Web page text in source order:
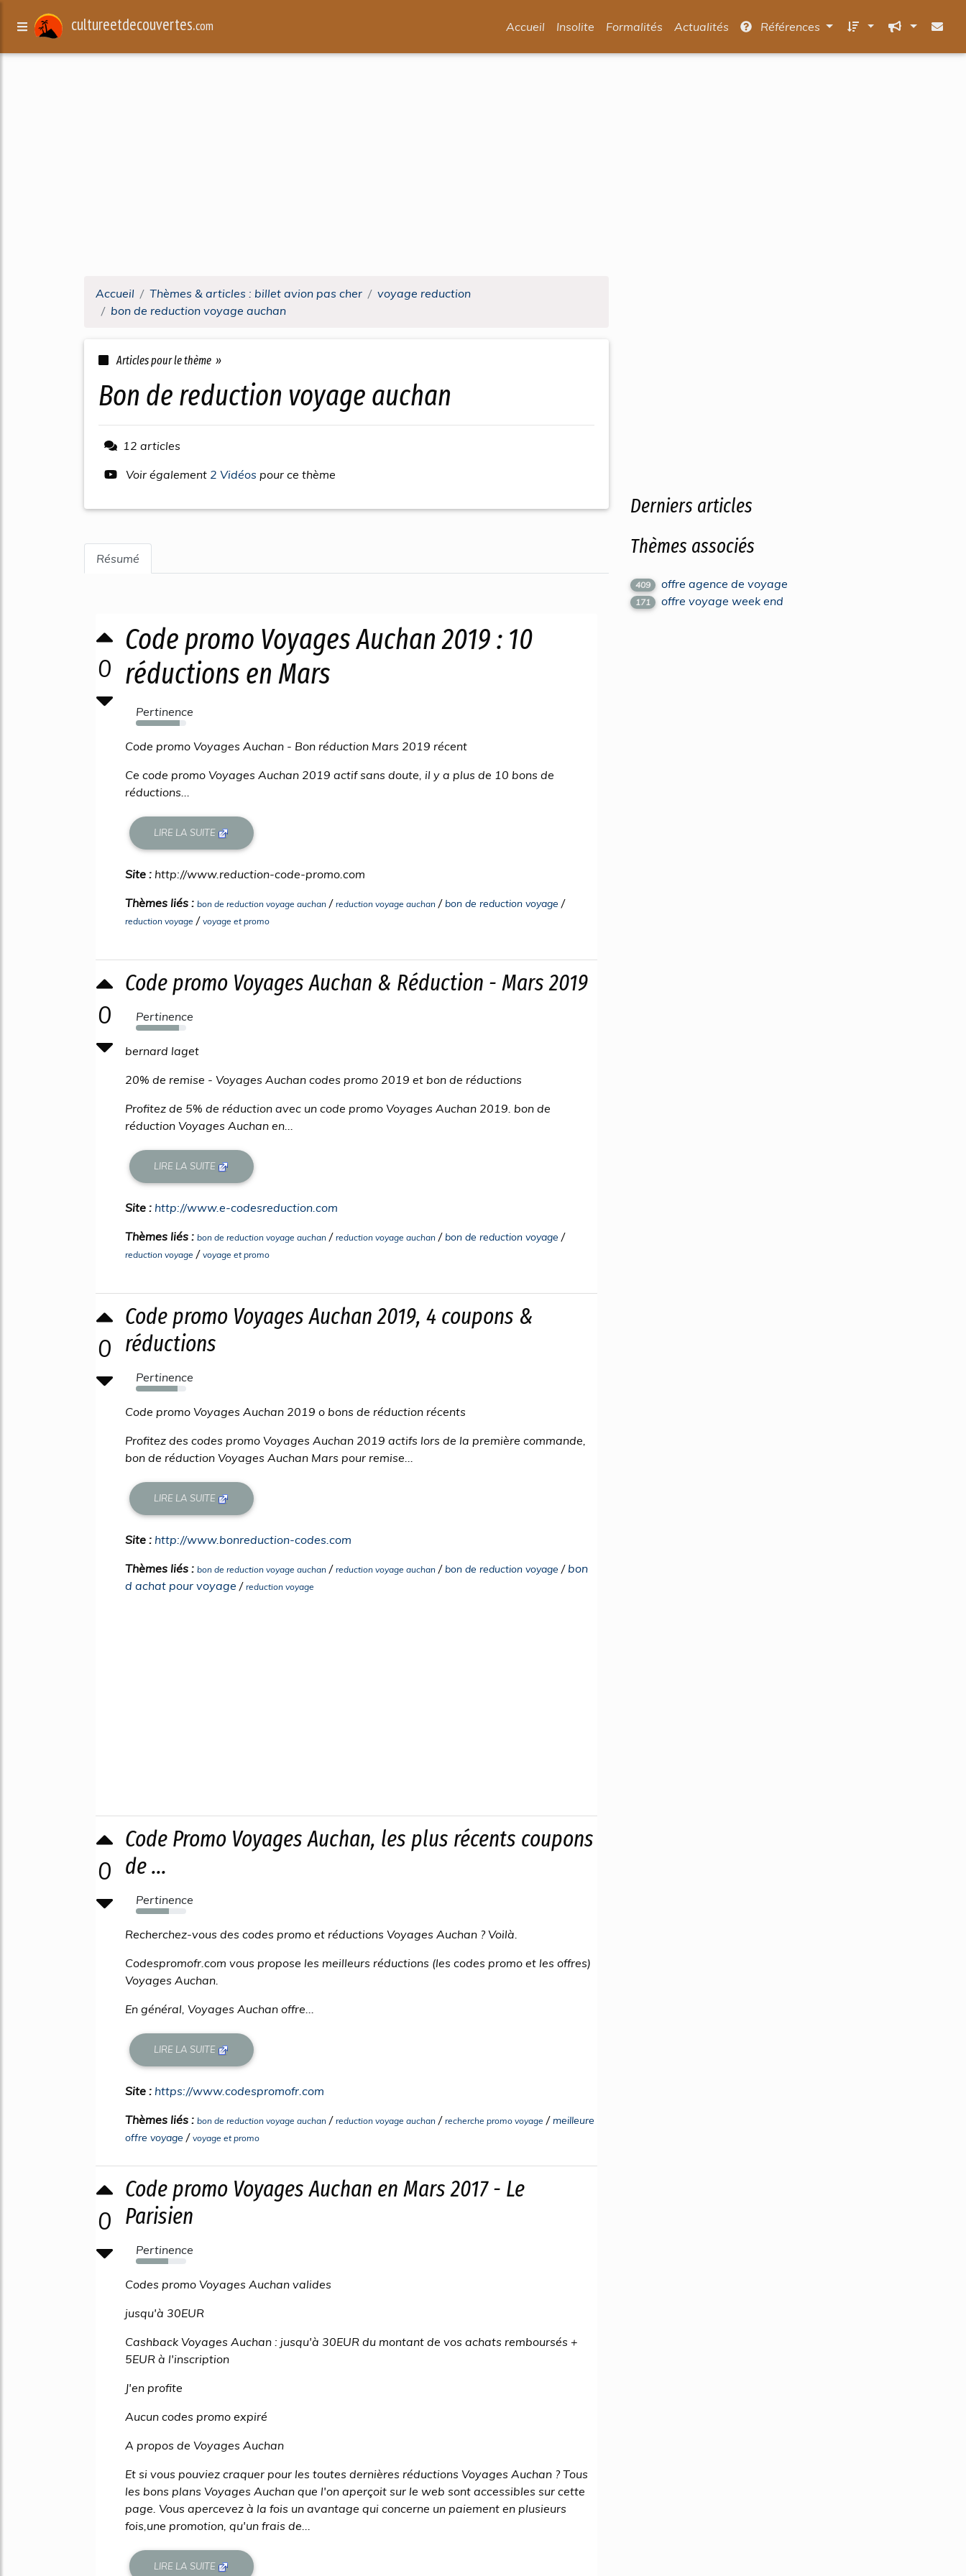
cultureetdecouvertes.com Accueil Insolite Formalités Actualités Références
Accueil Thèmes & articles : billet avion pas cher
voyage reduction
bon de reduction voyage auchan
Articles pour le thème »
bon de reduction voyage auchan
12 articles
Voir également 2 Vidéos pour ce thème
Résumé
0
Code promo Voyages Auchan 2019 : 10
réductions en Mars
Pertinence
87%
Code promo Voyages Auchan - Bon réduction Mars 2019 récent
Ce code promo Voyages Auchan 2019 actif sans doute, il y a plus de 10 bons de
réductions...
LIRE LA SUITE
Site : http://www.reduction-code-promo.com
Thèmes liés : bon de reduction voyage auchan / reduction voyage auchan /bon de reduction voyage /
reduction voyage / voyage et promo
0
Code promo Voyages Auchan & Réduction - Mars 2019
Pertinence
85%
bernard laget
20% de remise - Voyages Auchan codes promo 2019 et bon de réductions
Profitez de 5% de réduction avec un code promo Voyages Auchan 2019. bon de
réduction Voyages Auchan en...
LIRE LA SUITE
Site : http://www.e-codesreduction.com
Thèmes liés : bon de reduction voyage auchan / reduction voyage auchan /bon de reduction voyage /
reduction voyage / voyage et promo
0
Code promo Voyages Auchan 2019, 4 coupons &
réductions
Pertinence
83%
Code promo Voyages Auchan 2019 o bons de réduction récents
Profitez des codes promo Voyages Auchan 2019 actifs lors de la première commande,
bon de réduction Voyages Auchan Mars pour remise...
LIRE LA SUITE
Site : http://www.bonreduction-codes.com
Thèmes liés : bon de reduction voyage auchan / reduction voyage auchan /bon de reduction voyage / bon
d achat pour voyage / reduction voyage
0
Code Promo Voyages Auchan, les plus récents coupons
de ...
Pertinence
66%
Recherchez-vous des codes promo et réductions Voyages Auchan ? Voilà.
Codespromofr.com vous propose les meilleurs réductions (les codes promo et les offres)
Voyages Auchan.
En général, Voyages Auchan offre...
LIRE LA SUITE
Site : https://www.codespromofr.com
Thèmes liés : bon de reduction voyage auchan / reduction voyage auchan / recherche promo voyage / meilleure
offre voyage / voyage et promo
0
Code promo Voyages Auchan en Mars 2017 - Le
Parisien
Pertinence
64%
Codes promo Voyages Auchan valides
jusqu'à 30EUR
Cashback Voyages Auchan : jusqu'à 30EUR du montant de vos achats remboursés +
5EUR à l'inscription
J'en profite
Aucun codes promo expiré
A propos de Voyages Auchan
Et si vous pouviez craquer pour les toutes dernières réductions Voyages Auchan ? Tous
les bons plans Voyages Auchan que l'on aperçoit sur le web sont accessibles sur cette
page. Vous apercevez à la fois un avantage qui concerne un paiement en plusieurs
fois,une promotion, qu'un frais de...
LIRE LA SUITE
Derniers articles
Thèmes associés
409 offre agence de voyage
171 offre voyage week end